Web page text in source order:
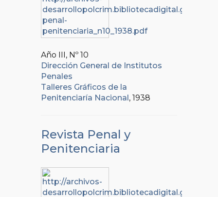
Año III, Nº 10
Dirección General de Institutos
Penales
Talleres Gráficos de la
Penitenciaría Nacional , 1938
Revista Penal y
Penitenciaria